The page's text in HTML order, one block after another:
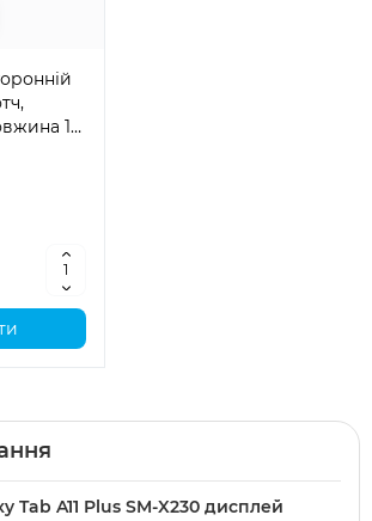
1
Tab A11 Plus SM-X230 дисплей